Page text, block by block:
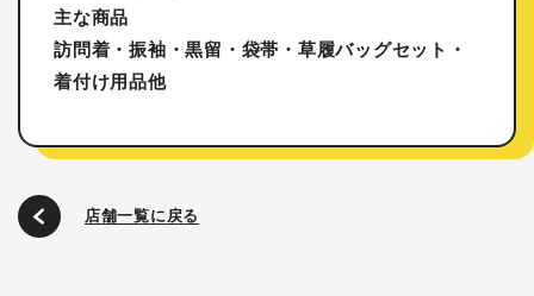
主な商品
訪問着・振袖・黒留・袋帯・草履バッグセット・
着付け用品他
店舗一覧に戻る